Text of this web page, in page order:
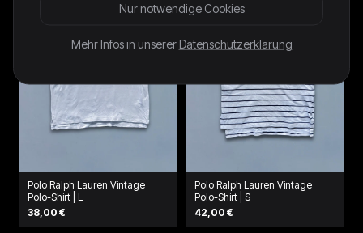
Polo Ralph Lauren Vintage
Polo-Shirt | L
38,00 €
Polo Ralph Lauren Vintage
Polo-Shirt | S
42,00 €
Nur notwendige Cookies
Mehr Infos in unserer Datenschutzerklärung